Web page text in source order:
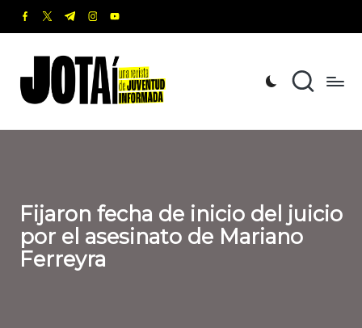
Saltar
contenido
facebook.com
twitter.com
t.me instagram.com
youtube.com
o
t
revista
de
Informada
Fijaron fecha de inicio del juicio
por el asesinato de Mariano
Ferreyra